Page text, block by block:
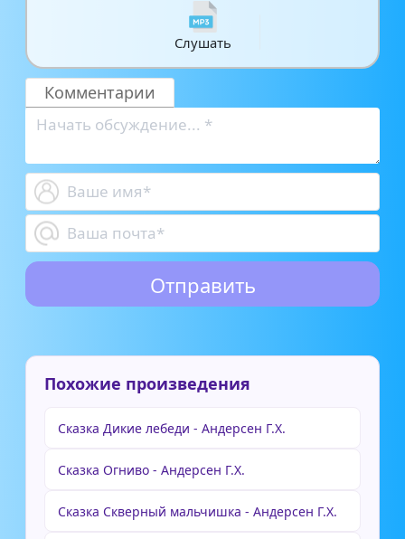
Слушать
Комментарии
Похожие произведения
Сказка Дикие лебеди - Андерсен Г.Х.
Сказка Огниво - Андерсен Г.Х.
Сказка Скверный мальчишка - Андерсен Г.Х.